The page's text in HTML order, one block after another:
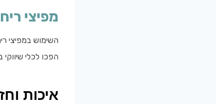
מפיצי
השימוש במפיצי
הפכו לכלי שיווקי
איכות